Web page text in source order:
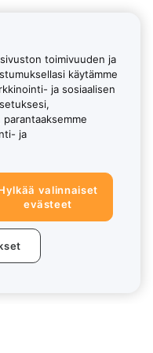
toimivuuden ja
käytämme
ja sosiaalisen
ja
valinnaiset
evästeet